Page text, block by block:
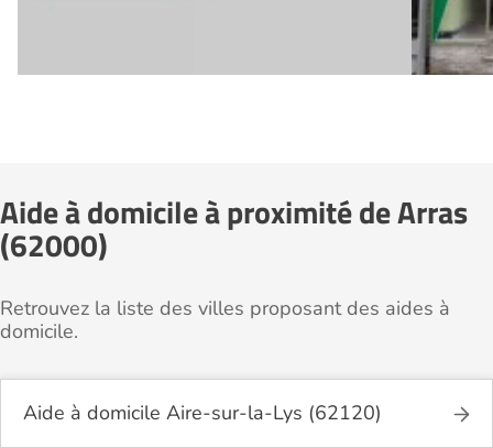
Aide à domicile à proximité de Arras
(62000)
Retrouvez la liste des villes proposant des aides à
domicile.
Aide à domicile Aire-sur-la-Lys (62120)